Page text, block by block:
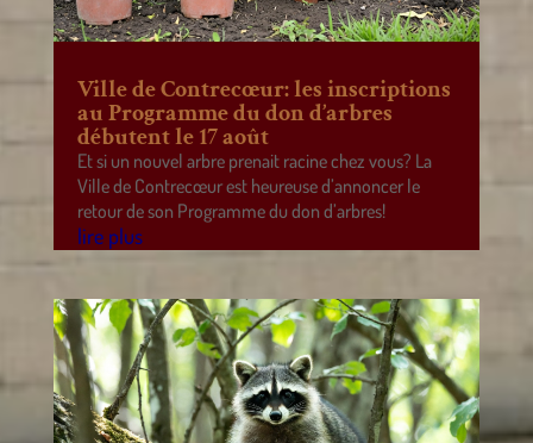
Ville de Contrecœur: les inscriptions
au Programme du don d’arbres
débutent le 17 août
Et si un nouvel arbre prenait racine chez vous? La
Ville de Contrecœur est heureuse d’annoncer le
retour de son Programme du don d’arbres!
lire plus